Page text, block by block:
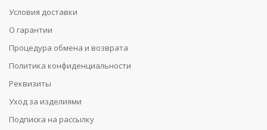
Условия доставки
О гарантии
Процедура обмена и возврата
Политика конфиденциальности
Реквизиты
Уход за изделиями
Подписка на рассылку